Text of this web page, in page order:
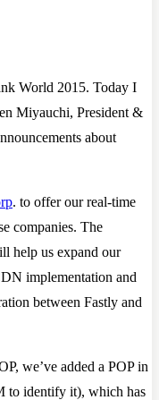
World 2015. Today I
Miyauchi, President &
about
. to offer our real-time
companies. The
help us expand our
implementation and
between Fastly and
we’ve added a POP in
to identify it), which has